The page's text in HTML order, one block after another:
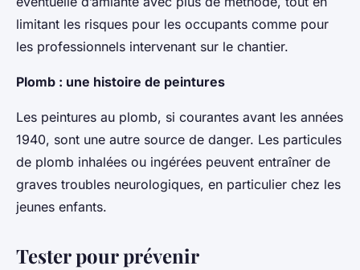
limitant les risques pour les occupants comme pour
les professionnels intervenant sur le chantier.
Plomb : une histoire de peintures
Les peintures au plomb, si courantes avant les années
1940, sont une autre source de danger. Les particules
de plomb inhalées ou ingérées peuvent entraîner de
graves troubles neurologiques, en particulier chez les
jeunes enfants.
Tester pour prévenir